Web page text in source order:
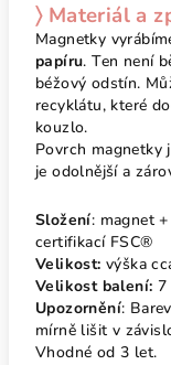
〉 Materiál a
Magnetky
papíru. Ten není
béžový odstín.
recyklátu, které
kouzlo.
Povrch magnetky
je odolnější a
Složení: magnet
certifikací FSC®
Velikost: výška
Velikost balení:
Upozornění:
mírně lišit v
Vhodné od 3 let.